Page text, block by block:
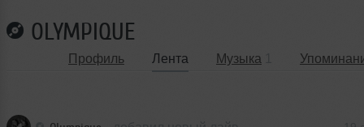
OLYMPIQUE
Профиль Лента Музыка